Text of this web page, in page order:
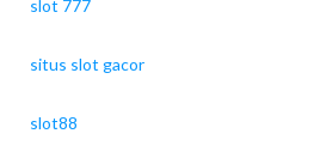
slot 777
situs slot gacor
slot88